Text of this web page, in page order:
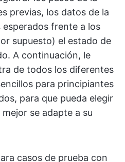
previas, los datos de la
frente a los
supuesto) el estado de
A continuación, le
de todos los diferentes
para principiantes
para que pueda elegir
se adapte a su
casos de prueba con